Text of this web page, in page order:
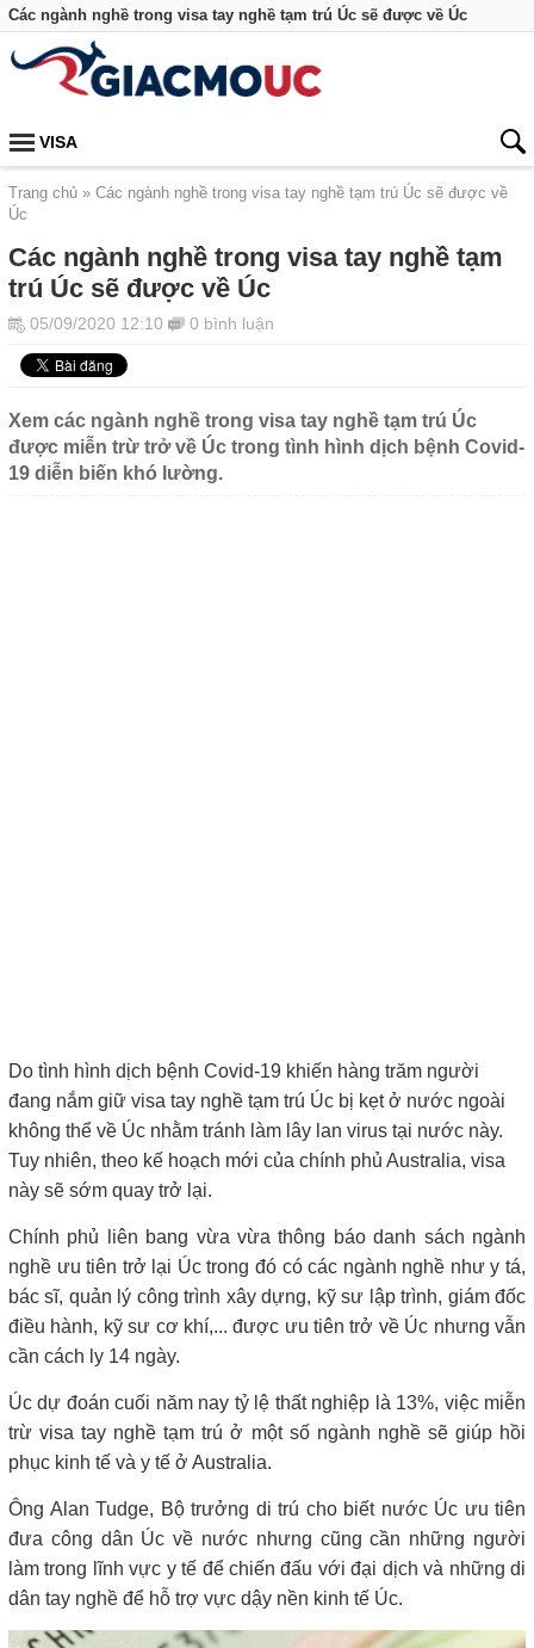
Các ngành nghề trong visa tay nghề tạm trú Úc sẽ được về Úc
VISA
Trang chủ
Các ngành nghề trong visa tay nghề tạm trú Úc sẽ được về
Úc
Các ngành nghề trong visa tay nghề tạm
trú Úc sẽ được về Úc
05/09/2020 12:10 0 bình luận
Xem các ngành nghề trong visa tay nghề tạm trú Úc
được miễn trừ trở về Úc trong tình hình dịch bệnh Covid-
19 diễn biến khó lường.
Do tình hình dịch bệnh Covid-19 khiến hàng trăm người
đang nắm giữ visa tay nghề tạm trú Úc bị kẹt ở nước ngoài
không thể về Úc nhằm tránh làm lây lan virus tại nước này.
Tuy nhiên, theo kế hoạch mới của chính phủ Australia, visa
này sẽ sớm quay trở lại.
Chính phủ liên bang vừa vừa thông báo danh sách ngành
nghề ưu tiên trở lại Úc trong đó có các ngành nghề như y tá,
bác sĩ, quản lý công trình xây dựng, kỹ sư lập trình, giám đốc
điều hành, kỹ sư cơ khí,... được ưu tiên trở về Úc nhưng vẫn
cần cách ly 14 ngày.
Úc dự đoán cuối năm nay tỷ lệ thất nghiệp là 13%, việc miễn
trừ visa tay nghề tạm trú ở một số ngành nghề sẽ giúp hồi
phục kinh tế và y tế ở Australia.
Ông Alan Tudge, Bộ trưởng di trú cho biết nước Úc ưu tiên
đưa công dân Úc về nước nhưng cũng cần những người
làm trong lĩnh vực y tế để chiến đấu với đại dịch và những di
dân tay nghề để hỗ trợ vực dậy nền kinh tế Úc.